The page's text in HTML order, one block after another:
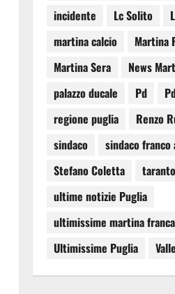
incidente
Lc Solito
martina calcio
Martina
Martina Sera
News
palazzo ducale
Pd
regione puglia
Renzo
sindaco
sindaco franco
Stefano Coletta
taranto
ultime notizie Puglia
ultimissime martina franca
Ultimissime Puglia